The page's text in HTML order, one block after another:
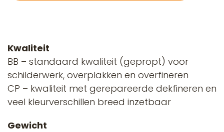
Kwaliteit
BB – standaard kwaliteit (gepropt) voor
schilderwerk, overplakken en overfineren
CP – kwaliteit met gerepareerde dekfineren en
veel kleurverschillen breed inzetbaar
Gewicht